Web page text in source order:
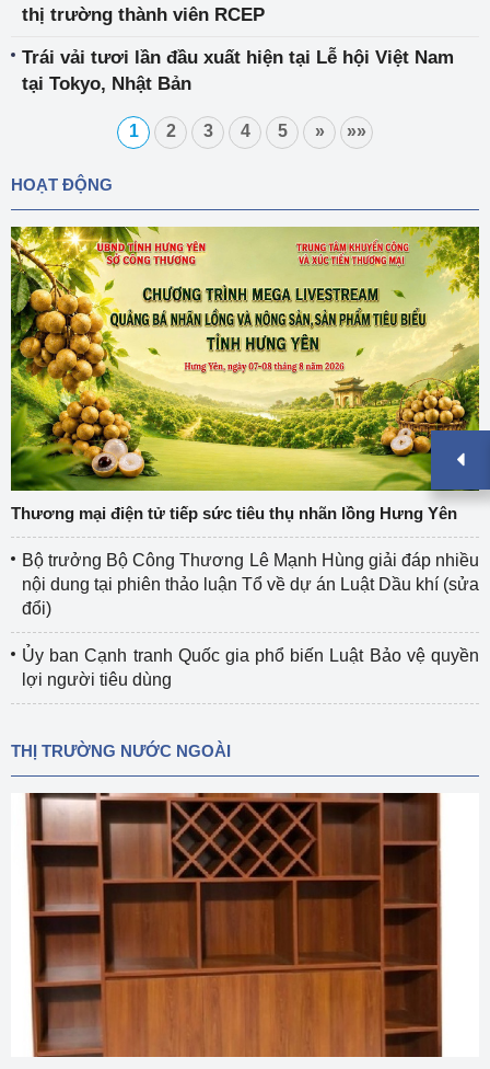
thị trường thành viên RCEP
Trái vải tươi lần đầu xuất hiện tại Lễ hội Việt Nam
tại Tokyo, Nhật Bản
1 2 3 4 5 » »»
HOẠT ĐỘNG
Thương mại điện tử tiếp sức tiêu thụ nhãn lồng Hưng Yên
Bộ trưởng Bộ Công Thương Lê Mạnh Hùng giải đáp nhiều
nội dung tại phiên thảo luận Tổ về dự án Luật Dầu khí (sửa
đổi)
Ủy ban Cạnh tranh Quốc gia phổ biến Luật Bảo vệ quyền
lợi người tiêu dùng
THỊ TRƯỜNG NƯỚC NGOÀI